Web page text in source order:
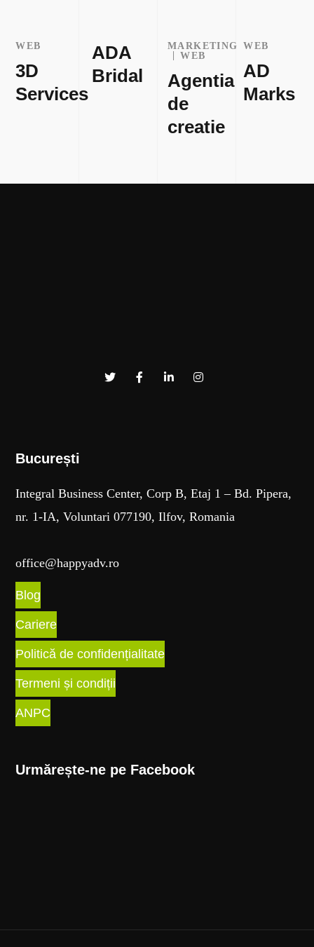
WEB
3D
Services
ADA
Bridal
MARKETING
WEB
Agentia
de
creatie
WEB
AD
Marks
București​
Integral Business Center, Corp B, Etaj 1 – Bd. Pipera,
nr. 1-IA, Voluntari 077190, Ilfov, Romania
office@happyadv.ro
Blog
Cariere
Politică de confidențialitate
Termeni și condiții
ANPC
Urmărește-ne pe Facebook